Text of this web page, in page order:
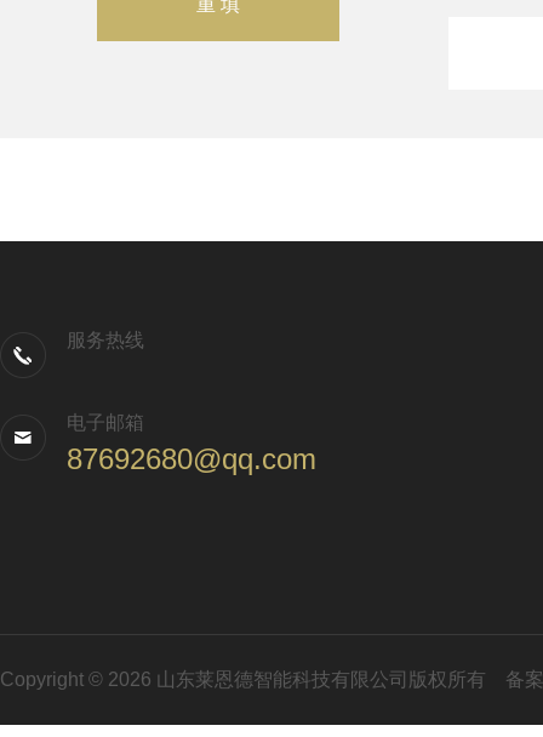
服务热线
电子邮箱
87692680@qq.com
Copyright © 2026 山东莱恩德智能科技有限公司版权所有 备